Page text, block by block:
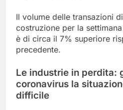
Il volume delle transazioni
costruzione per la
è di circa il 7% superiore
precedente.
Le industrie in perdita:
coronavirus la
difficile